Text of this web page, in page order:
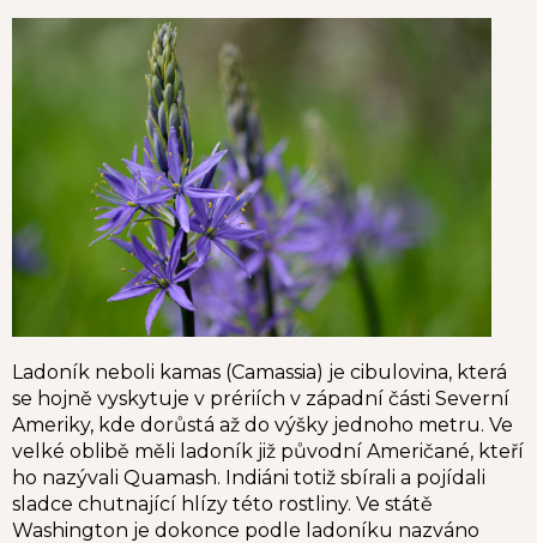
Ladoník neboli kamas (Camassia) je cibulovina, která
se hojně vyskytuje v prériích v západní části Severní
Ameriky, kde dorůstá až do výšky jednoho metru. Ve
velké oblibě měli ladoník již původní Američané, kteří
ho nazývali Quamash. Indiáni totiž sbírali a pojídali
sladce chutnající hlízy této rostliny. Ve státě
Washington je dokonce podle ladoníku nazváno